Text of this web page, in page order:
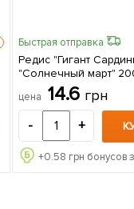
Быстрая отправка
Редис "Гигант
"Солнечный март"
цена 14.6 грн
- +
+0.58 грн бонусов